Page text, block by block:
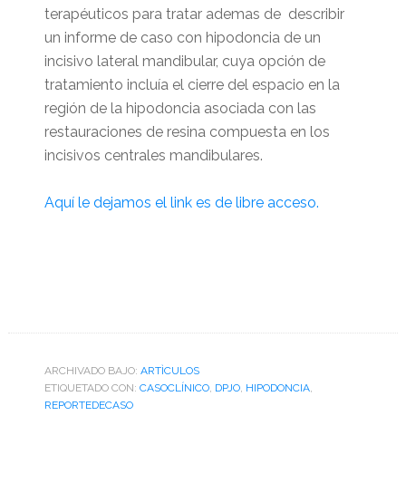
terapéuticos para tratar ademas de describir
un informe de caso con hipodoncia de un
incisivo lateral mandibular, cuya opción de
tratamiento incluía el cierre del espacio en la
región de la hipodoncia asociada con las
restauraciones de resina compuesta en los
incisivos centrales mandibulares.
Aquí le dejamos el link es de libre acceso.
ARCHIVADO BAJO: ARTÌCULOS
ETIQUETADO CON: CASOCLÍNICO, DPJO, HIPODONCIA,
REPORTEDECASO